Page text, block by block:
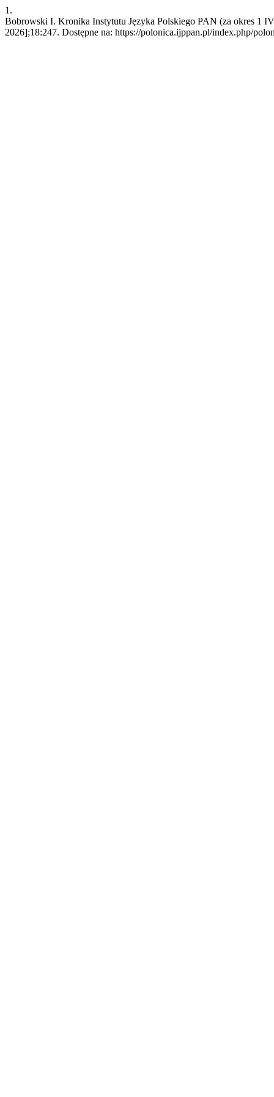
1.
Bobrowski I. Kronika Instytutu Języka Polskiego PAN (za okres 1
2026];18:247. Dostępne na: https://polonica.ijppan.pl/index.php/